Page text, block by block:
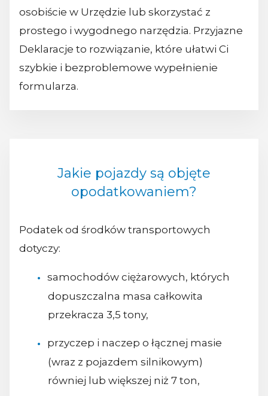
osobiście w Urzędzie lub skorzystać z
prostego i wygodnego narzędzia. Przyjazne
Deklaracje to rozwiązanie, które ułatwi Ci
szybkie i bezproblemowe wypełnienie
formularza.
Jakie pojazdy są objęte
opodatkowaniem?
Podatek od środków transportowych
dotyczy:
samochodów ciężarowych, których
dopuszczalna masa całkowita
przekracza 3,5 tony,
przyczep i naczep o łącznej masie
(wraz z pojazdem silnikowym)
równiej lub większej niż 7 ton,